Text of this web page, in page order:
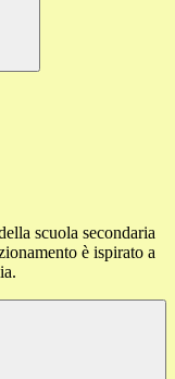
scuola secondaria
è ispirato a